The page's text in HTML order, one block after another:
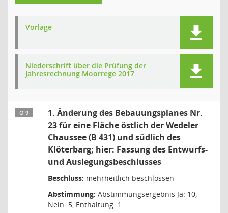
Vorlage
Niederschrift über die Prüfung der
Jahresrechnung Moorrege 2017
Ö 9
1. Änderung des Bebauungsplanes Nr.
23 für eine Fläche östlich der Wedeler
Chaussee (B 431) und südlich des
Klöterbarg; hier: Fassung des Entwurfs-
und Auslegungsbeschlusses
Beschluss: mehrheitlich beschlossen
Abstimmung: Abstimmungsergebnis Ja: 10,
Nein: 5, Enthaltung: 1